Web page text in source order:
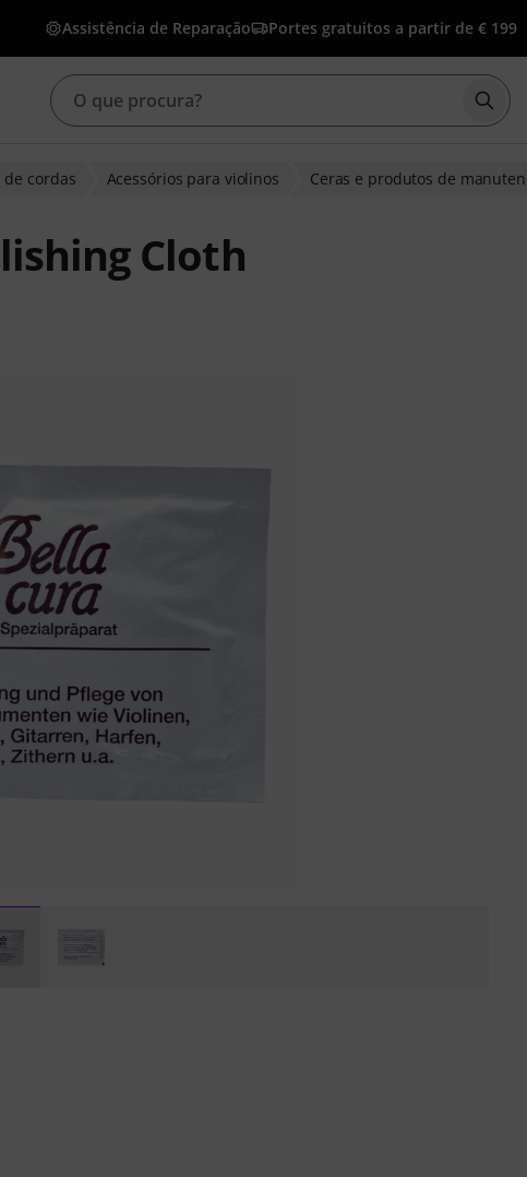
Assistência de Reparação Portes gratuitos a partir de € 199
cordas Acessórios para violinos Ceras e produtos de
Cloth
de clientes